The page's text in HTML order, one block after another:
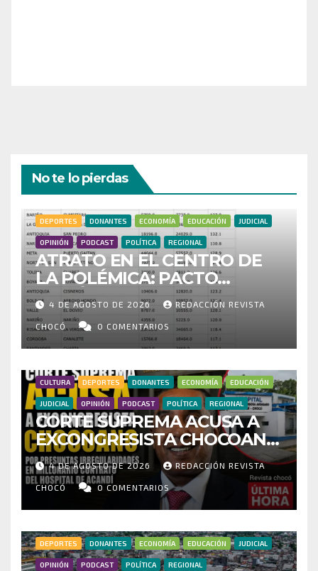
No te lo pierdas
DEPORTES DONANTES ECONOMÍA EDUCACIÓN JUDICIAL
OPINIÓN PODCAST POLÍTICA REGIONAL
ATRATO EN EL CENTRO DE
LA POLÉMICA: PACTO
HISTÓRICO CUESTIONA
CENSO ELECTORAL Y PIDE
INVESTIGAR PRESUNTO
FRAUDE
4 DE AGOSTO DE 2026 REDACCIÓN REVISTA
CHOCÓ 0 COMENTARIOS
CULTURA DEPORTES DONANTES ECONOMÍA EDUCACIÓN
JUDICIAL OPINIÓN PODCAST POLÍTICA REGIONAL
CORTE SUPREMA ACUSA A
EXCONGRESISTA CHOCOANO
POR PRESUNTAS
IRREGULARIDADES EN
MILLONARIO CONTRATO DEL
HOSPITAL DE ACANDÍ
4 DE AGOSTO DE 2026 REDACCIÓN REVISTA
CHOCÓ 0 COMENTARIOS
DEPORTES DONANTES ECONOMÍA EDUCACIÓN JUDICIAL
OPINIÓN PODCAST POLÍTICA REGIONAL